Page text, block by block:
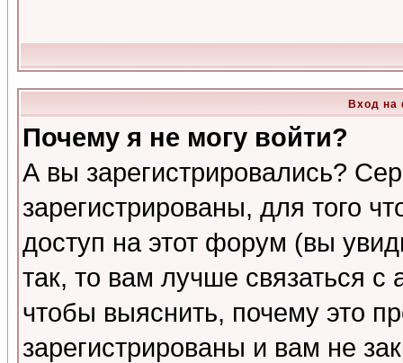
Вход на
Почему я не могу войти?
А вы зарегистрировались?
зарегистрированы, для того
доступ на этот форум (вы
так, то вам лучше связаться
чтобы выяснить, почему это
зарегистрированы и вам не